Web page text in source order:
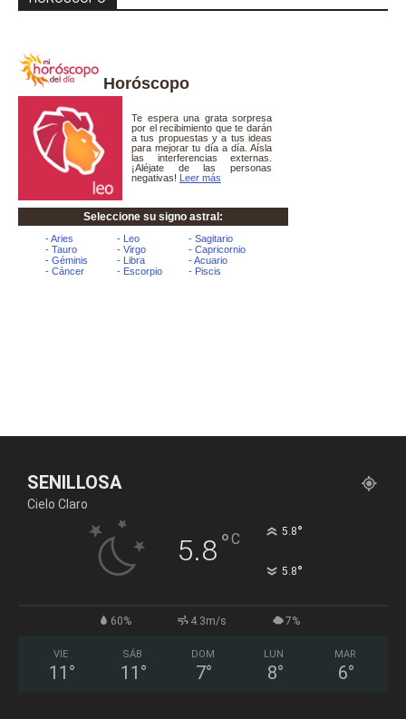
Horóscopo
SENILLOSA
Cielo Claro
5.8°C 5.8°
5.8°
60% 4.3m/s 7%
VIE
11 °
SÁB
11 °
DOM
7°
LUN
8°
MAR
6°